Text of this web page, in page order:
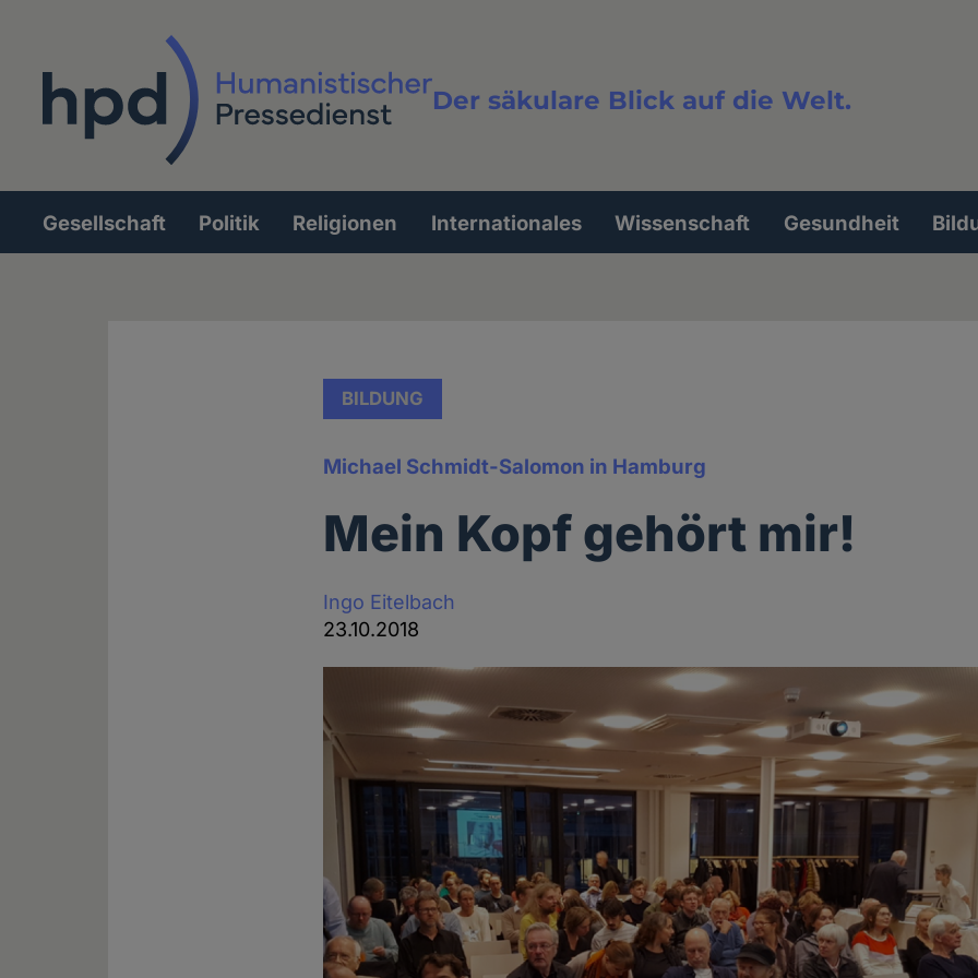
Der säkulare Blick auf die Welt.
Volltextsuche
Hauptnavigation
Gesellschaft Politik Religionen Internationales Wissenschaft Gesundheit
BILDUNG
Michael Schmidt-Salomon in Hamburg
Mein Kopf gehört mir!
Ingo Eitelbach
23.10.2018